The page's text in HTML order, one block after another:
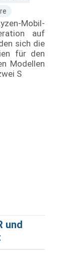
Mobil-
auf
sich die
für den
Modellen
S
und